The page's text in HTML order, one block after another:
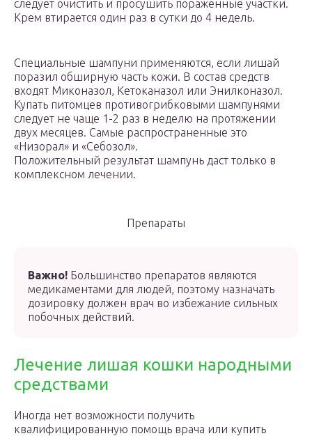
следует очистить и просушить пораженные участки.
Крем втирается один раз в сутки до 4 недель.
Специальные шампуни применяются, если лишай
поразил обширную часть кожи. В состав средств
входят Миконазол, Кетоканазол или Энилконазол.
Купать питомцев противогрибковыми шампунями
следует не чаще 1-2 раз в неделю на протяжении
двух месяцев. Самые распространенные это
«Низорал» и «Себозол».
Положительный результат шампунь даст только в
комплексном лечении.
Препараты
Важно! Большинство препаратов являются
медикаментами для людей, поэтому назначать
дозировку должен врач во избежание сильных
побочных действий.
Лечение лишая кошки народными
средствами
Иногда нет возможности получить
квалифицированную помощь врача или купить